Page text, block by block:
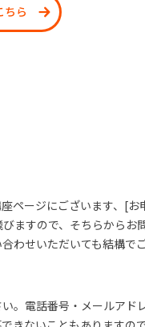
ちら
ページにございます、[
ますので、そちらからお
わせいただいても結構でご
。電話番号・メールアド